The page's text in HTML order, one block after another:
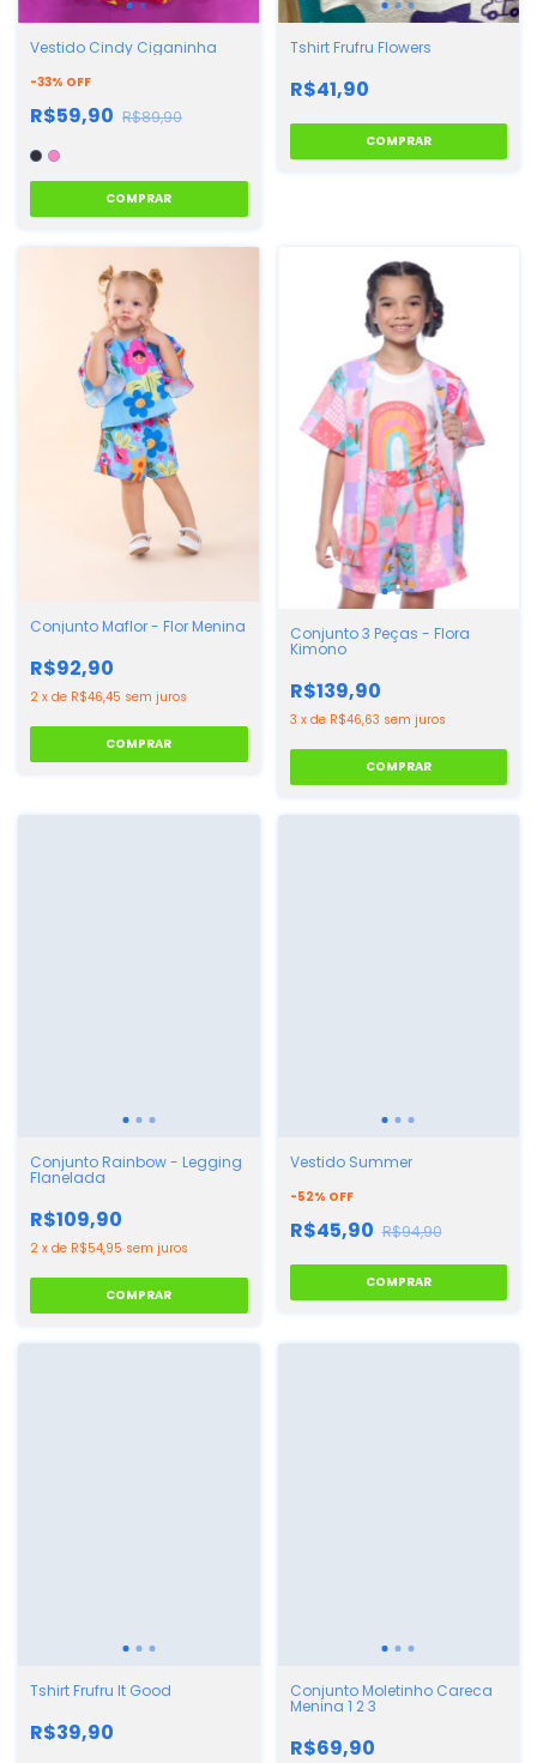
Vestido Cindy Ciganinha
-33% OFF
R$59,90 R$89,90
COMPRAR
Tshirt Frufru Flowers
R$41,90
COMPRAR
Conjunto Maflor - Flor Menina
R$92,90
2 x de R$46,45 sem juros
COMPRAR
Conjunto 3 Peças - Flora
Kimono
R$139,90
3 x de R$46,63 sem juros
COMPRAR
Conjunto Rainbow - Legging
Flanelada
R$109,90
2 x de R$54,95 sem juros
COMPRAR
Vestido Summer
-52% OFF
R$45,90 R$94,90
COMPRAR
Tshirt Frufru It Good
R$39,90
Conjunto Moletinho Careca
Menina 1 2 3
R$69,90